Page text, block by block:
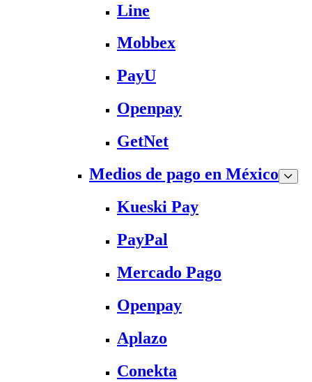
Line
Mobbex
PayU
Openpay
GetNet
Medios de pago en México
Kueski Pay
PayPal
Mercado Pago
Openpay
Aplazo
Conekta